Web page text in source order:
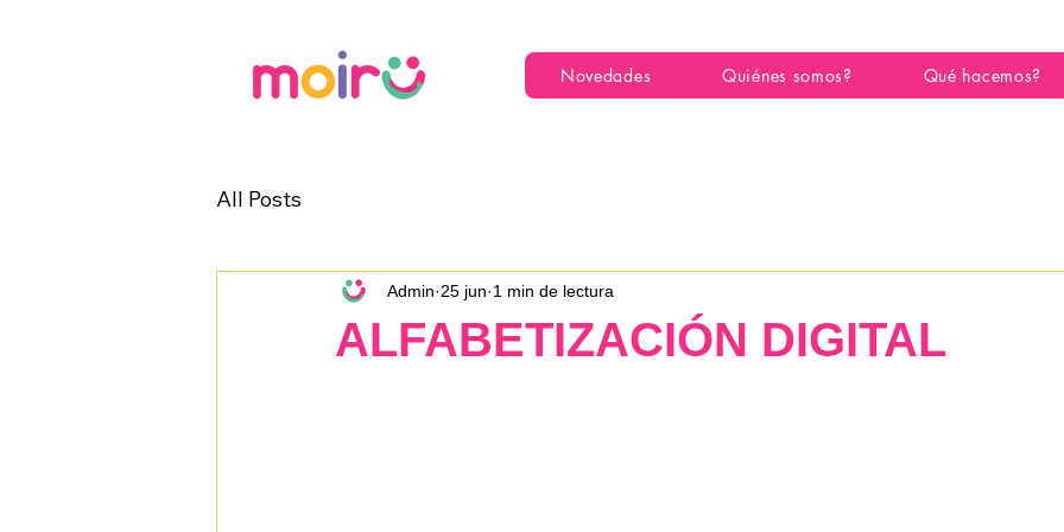
Novedades Quiénes somos? Qué hacemos?
All Posts
ALFABETIZACIÓN DIGITAL
Admin 25 jun 1 min de lectura